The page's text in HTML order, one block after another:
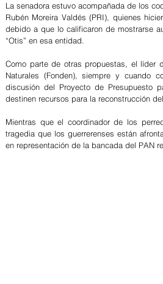
La senadora estuvo acompañada de los
Rubén Moreira Valdés (PRI), quienes
debido a que lo calificaron de mostrarse
“Otis” en esa entidad.
Como parte de otras propuestas, el líder
Naturales (Fonden), siempre y cuando
discusión del Proyecto de Presupuesto
destinen recursos para la reconstrucción
Mientras que el coordinador de los
tragedia que los guerrerenses están
en representación de la bancada del PAN